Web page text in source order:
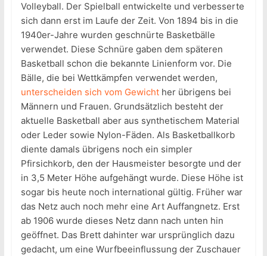
Volleyball. Der Spielball entwickelte und verbesserte
sich dann erst im Laufe der Zeit. Von 1894 bis in die
1940er-Jahre wurden geschnürte Basketbälle
verwendet. Diese Schnüre gaben dem späteren
Basketball schon die bekannte Linienform vor. Die
Bälle, die bei Wettkämpfen verwendet werden,
unterscheiden sich vom Gewichther übrigens bei
Männern und Frauen. Grundsätzlich besteht der
aktuelle Basketball aber aus synthetischem Material
oder Leder sowie Nylon-Fäden. Als Basketballkorb
diente damals übrigens noch ein simpler
Pfirsichkorb, den der Hausmeister besorgte und der
in 3,5 Meter Höhe aufgehängt wurde. Diese Höhe ist
sogar bis heute noch international gültig. Früher war
das Netz auch noch mehr eine Art Auffangnetz. Erst
ab 1906 wurde dieses Netz dann nach unten hin
geöffnet. Das Brett dahinter war ursprünglich dazu
gedacht, um eine Wurfbeeinflussung der Zuschauer